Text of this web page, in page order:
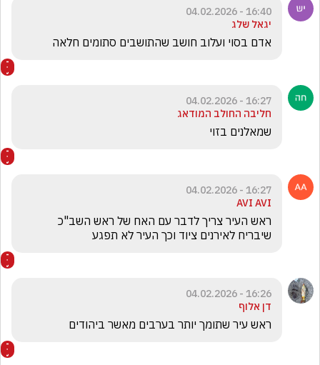
16:40 - 04.02.2026
יגאל שלג
אדם בסוי ועלוב חושב שהתושבים סתומים חלאה
16:27 - 04.02.2026
חליבה החולב המודאג
שמאלנים בזוי
16:27 - 04.02.2026
AVI AVI
שיבריח לאירנים ציוד וכך העיר לא תפגע
16:26 - 04.02.2026
דן אלוף
ראש עיר שתומך יותר בערבים מאשר ביהודים